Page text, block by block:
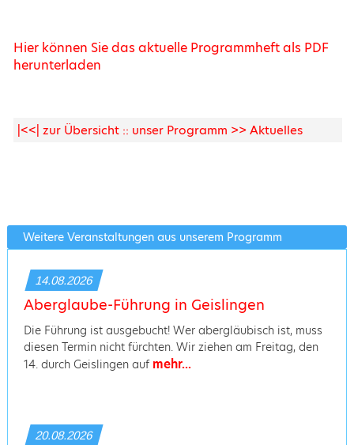
Hier können Sie das aktuelle Programmheft als PDF
herunterladen
|<<| zur Übersicht :: unser Programm >> Aktuelles
Weitere Veranstaltungen aus unserem Programm
14.08.2026
Aberglaube-Führung in Geislingen
Die Führung ist ausgebucht! Wer abergläubisch ist, muss
diesen Termin nicht fürchten. Wir ziehen am Freitag, den
14. durch Geislingen aufmehr...
20.08.2026